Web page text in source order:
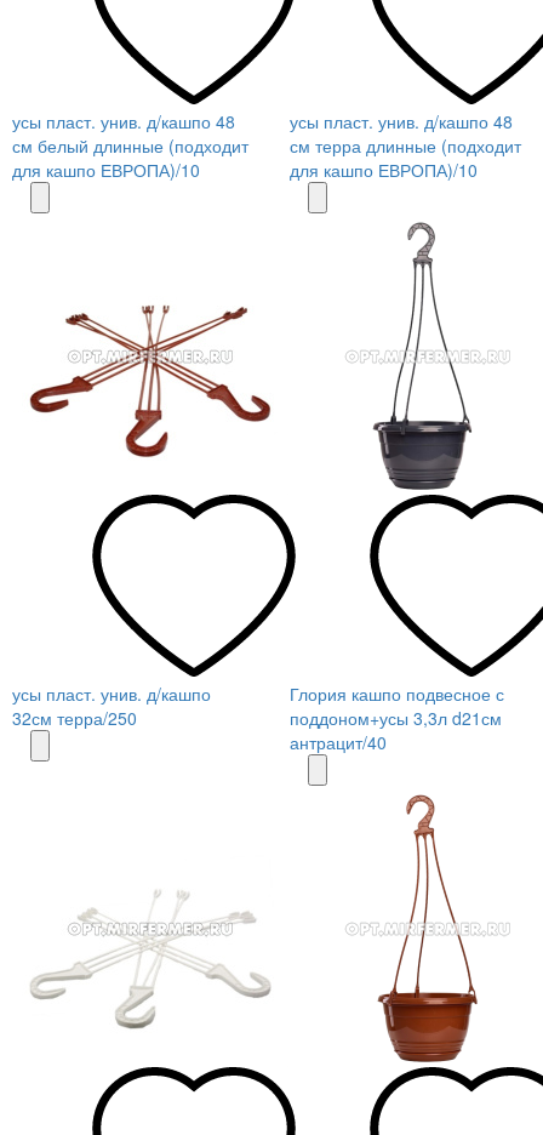
усы пласт. унив. д/кашпо 48
см белый длинные (подходит
для кашпо ЕВРОПА)/10
усы пласт. унив. д/кашпо 48
см терра длинные (подходит
для кашпо ЕВРОПА)/10
усы пласт. унив. д/кашпо
32см терра/250
Глория кашпо подвесное с
поддоном+усы 3,3л d21см
антрацит/40